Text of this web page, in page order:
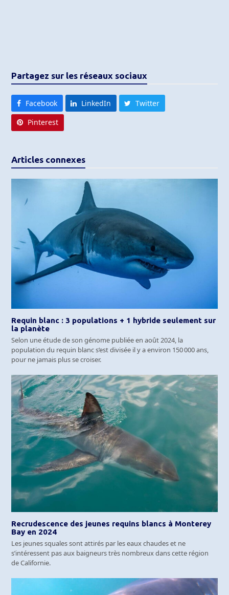
Partagez sur les réseaux sociaux
Facebook LinkedIn
Twitter
Pinterest
Articles connexes
Requin blanc : 3 populations + 1 hybride seulement sur
la planète
Selon une étude de son génome publiée en août 2024, la
population du requin blanc s’est divisée il y a environ 150 000 ans,
pour ne jamais plus se croiser.
Recrudescence des jeunes requins blancs à Monterey
Bay en 2024
Les jeunes squales sont attirés par les eaux chaudes et ne
s’intéressent pas aux baigneurs très nombreux dans cette région
de Californie.